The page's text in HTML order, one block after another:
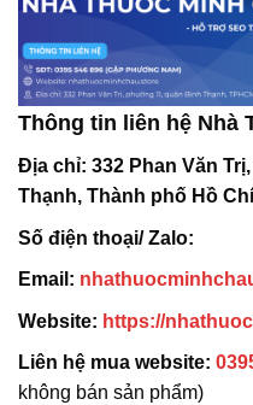
Thông tin liên hệ Nhà
Địa chỉ: 332 Phan Văn
Thạnh, Thành phố Hồ
Số điện thoại/ Zalo:
Email:
Website: https://
Liên hệ mua website:
không bán sản phẩm)